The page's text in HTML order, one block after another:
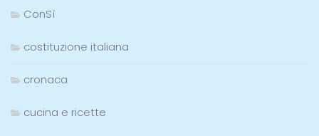
ConSì
costituzione italiana
cronaca
cucina e ricette